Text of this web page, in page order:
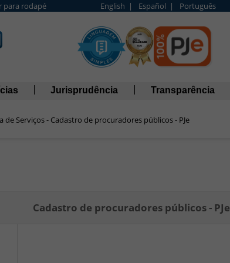
para rodapé English | Español | Português
Jurisprudência Transparência
de Serviços - Cadastro de procuradores públicos - PJe
Cadastro de procuradores públicos - PJe